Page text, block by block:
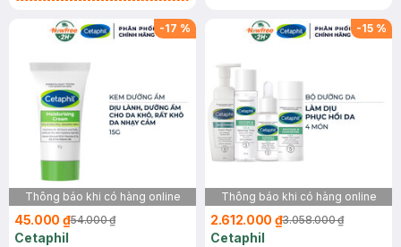
-17 %
Thông báo khi có hàng online
45.000 ₫54.000 ₫
Cetaphil
-15 %
Thông báo khi có hàng online
2.612.000 ₫3.058.000 ₫
Cetaphil